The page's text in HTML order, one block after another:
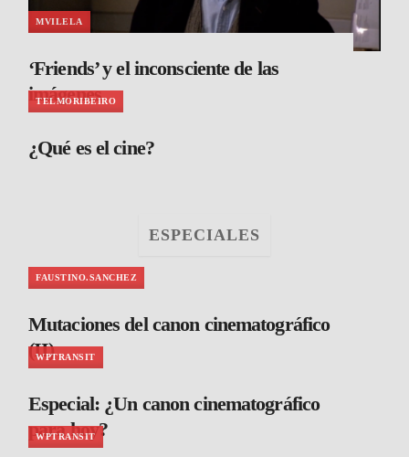
MVILELA
‘Friends’ y el inconsciente de las
imágenes
TELMORIBEIRO
¿Qué es el cine?
ESPECIALES
FAUSTINO.SANCHEZ
Mutaciones del canon cinematográfico
(II)
WPTRANSIT
Especial: ¿Un canon cinematográfico
para hoy?
WPTRANSIT